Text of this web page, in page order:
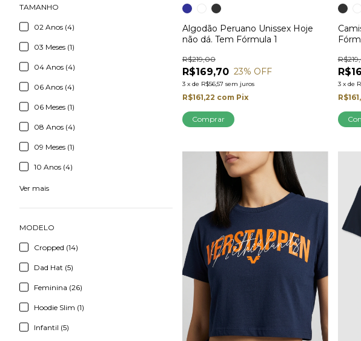
TAMANHO
02 Anos (4)
03 Meses (1)
04 Anos (4)
06 Anos (4)
06 Meses (1)
08 Anos (4)
09 Meses (1)
10 Anos (4)
Ver mais
MODELO
Cropped (14)
Dad Hat (5)
Feminina (26)
Hoodie Slim (1)
Infantil (5)
Algodão Peruano Unissex Hoje
não dá. Tem Fórmula 1
R$169,70
R$219,00
23% OFF
3 x de R$56,57 sem juros
R$161,22 com Pix
Comprar
3 x de